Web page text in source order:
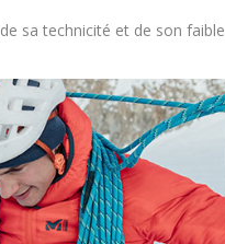
sa technicité et de son faible